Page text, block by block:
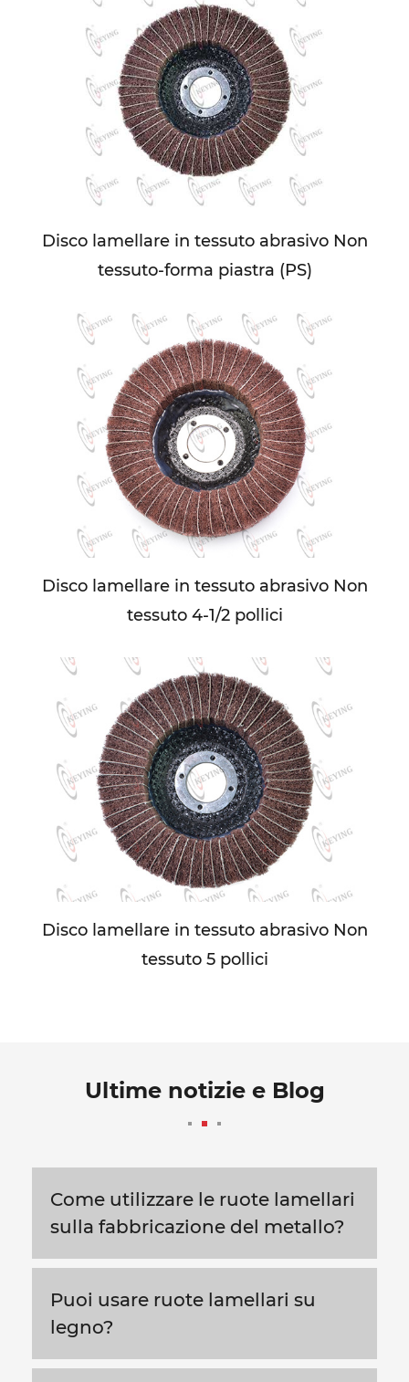
Disco lamellare in tessuto abrasivo Non
tessuto-forma piastra (PS)
Disco lamellare in tessuto abrasivo Non
tessuto 4-1/2 pollici
Disco lamellare in tessuto abrasivo Non
tessuto 5 pollici
Ultime notizie e Blog
Come utilizzare le ruote lamellari
sulla fabbricazione del metallo?
Puoi usare ruote lamellari su
legno?